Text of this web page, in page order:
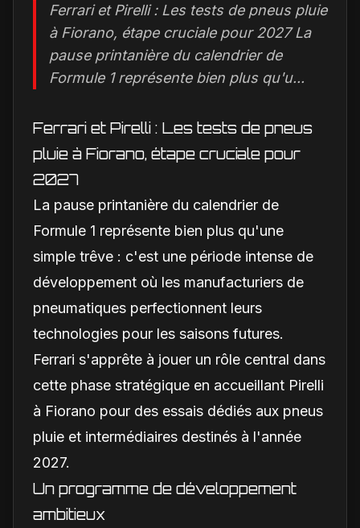
Ferrari et Pirelli : Les tests de pneus pluie
à Fiorano, étape cruciale pour 2027 La
pause printanière du calendrier de
Formule 1 représente bien plus qu'u...
Ferrari et Pirelli : Les tests de pneus
pluie à Fiorano, étape cruciale pour
2027
La pause printanière du calendrier de
Formule 1 représente bien plus qu'une
simple trêve : c'est une période intense de
développement où les manufacturiers de
pneumatiques perfectionnent leurs
technologies pour les saisons futures.
Ferrari s'apprête à jouer un rôle central dans
cette phase stratégique en accueillant Pirelli
à Fiorano pour des essais dédiés aux pneus
pluie et intermédiaires destinés à l'année
2027.
Un programme de développement
ambitieux